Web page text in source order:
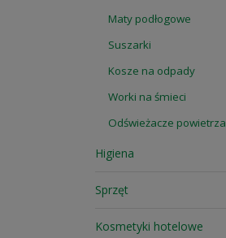
Maty podłogowe
Suszarki
Kosze na odpady
Worki na śmieci
Odświeżacze powietrza
Higiena
Sprzęt
Kosmetyki hotelowe